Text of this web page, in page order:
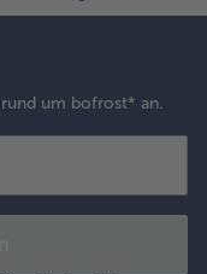
um bofrost* an.